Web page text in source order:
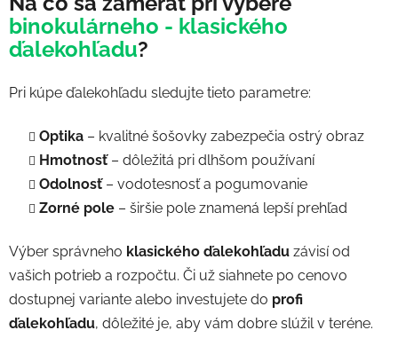
binokulárneho - klasického
ďalekohľadu?
Pri kúpe ďalekohľadu sledujte tieto parametre:
Optika – kvalitné šošovky zabezpečia ostrý obraz
Hmotnosť– dôležitá pri dlhšom používaní
Odolnosť– vodotesnosť a pogumovanie
Zorné pole – širšie pole znamená lepší prehľad
Výber správneho klasického ďalekohľadu závisí od
vašich potrieb a rozpočtu. Či už siahnete po cenovo
dostupnej variante alebo investujete do profi
ďalekohľadu, dôležité je, aby vám dobre slúžil v teréne.